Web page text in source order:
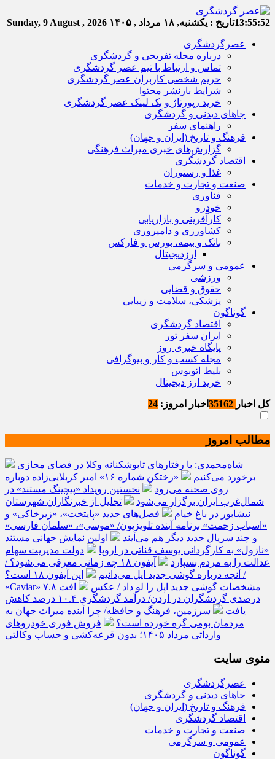
13:55:53تاریخ : یکشنبه, ۱۸ مرداد , ۱۴۰۵ Sunday, 9 August , 2026
عصرگردشگری
درباره مجله تفریحی و گردشگری
تماس و ارتباط با تیم عصر گردشگری
حریم شخصی کاربران عصر گردشگری
شرایط بازنشر محتوا
خرید رپورتاژ و بک لینک عصر گردشگری
جاهای دیدنی و گردشگری
راهنمای سفر
فرهنگ و تاریخ (ایران و جهان)
گزارش‌های خبری میراث فرهنگی
اقتصاد گردشگری
غذا و رستوران
صنعت و تجارت و خدمات
فناوری
خودرو
کارآفرینی و بازاریابی
کشاورزی و دامپروری
بانک و بیمه، بورس و فارکس
ارزدیجیتال
عمومی و سرگرمی
ورزشی
حقوق و قضایی
پزشکی، سلامت و زیبایی
گوناگون
اقتصاد گردشگری
ایران سفر تور
پایگاه خبری روز
مجله کسب و کار و بیوگرافی
بلیط اتوبوس
خرید ارز دیجیتال
کل اخبار اخبار امروز: 24
مطالب امروز
شاه‌محمدی: با رفتارهای تابوشکنانه وکلا در فضای مجازی
برخورد می‌کنیم
«رختکن شماره ۱۶» امیر کربلایی‌زاده دوباره
روی صحنه می‌رود
نخستین رویداد «پیچینگ مستند» در
شمال‌غرب ایران برگزار می‌شود
تجلیل از خبرنگاران شهرستان
نیشابور در باغ خیام
فصل‌های جدید «پایتخت»، «زیرخاکی» و
«اسباب زحمت» برنامه آینده تلویزیون/ «موسی»، «سلمان فارسی»
و چند سریال جدید دیگر هم می‌آیند
اولین نمایش جهانی مستند
«نازول» به کارگردانی یوسف قناتی در اروپا
دولت مدیریت سهام
عدالت را به مردم بسپارد
آیفون ۱۸ چه زمانی معرفی می‌شود؟ /
آنچه درباره گوشی جدید اپل می‌دانیم
این آیفون ۱۸ است؟ /
«Caviar» مشخصات گوشی جدید اپل را لو داد / عکس
افت ۷.۸
درصدی گردشگران در اردن/ درآمد گردشگری ۱۰.۴ درصد کاهش
یافت
سرزمین، فرهنگ و حافظه/ چرا آینده میراث جهان به
مردمان بومی گره خورده است؟
فروش فوری خودروهای
وارداتی مرداد ۱۴۰۵؛ بدون قرعه‌کشی و حساب وکالتی
منوی سایت
عصرگردشگری
جاهای دیدنی و گردشگری
فرهنگ و تاریخ (ایران و جهان)
اقتصاد گردشگری
صنعت و تجارت و خدمات
عمومی و سرگرمی
گوناگون